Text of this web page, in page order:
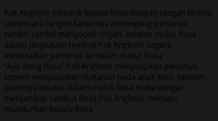
Pak Angkoro menarik kepala Rosa dengan tangan kirinya
sementara tangan kanannya memegang penisnya
sendiri sambil mengocok ringan, setelah mulut Rosa
dalam jangkauan tembak Pak Angkoro segera
menjejalkan penisnya ke dalam mulut Rosa
“Ayo dong Rosa” Pak Angkoro menyuapkan penisnya
seperti menyuapkan makanan pada anak kecil, setelah
penisnya berada dalam mulut Rosa maka dengan
menjambak rambut Rosa Pak Angkoro memaju
mundurkan kepala Rosa